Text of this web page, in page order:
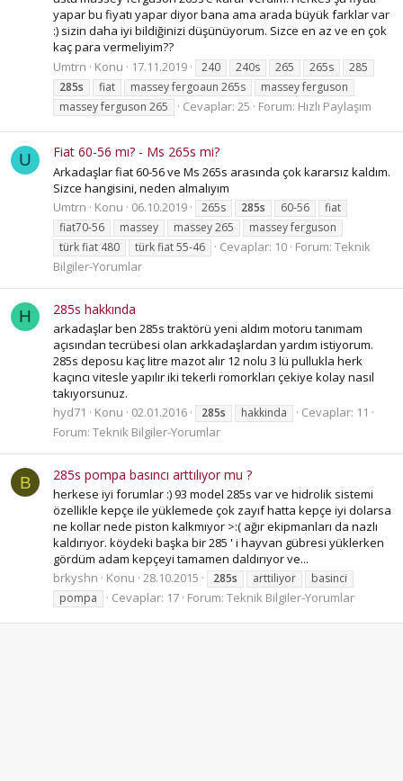
yapar bu fiyatı yapar diyor bana ama arada büyük farklar var
:) sizin daha iyi bildiğinizi düşünüyorum. Sizce en az ve en çok
kaç para vermeliyim??
Umtrn
Konu 17.11.2019 240 240s 265 265s
285
285s
fiat massey fergoaun 265s
massey ferguson
massey ferguson 265
Cevaplar: 25 Forum: Hızlı Paylaşım
U Fiat 60-56 mı? - Ms 265s mi?
Arkadaşlar fiat 60-56 ve Ms 265s arasında çok kararsız kaldım.
Sizce hangisini, neden almalıyım
Umtrn
Konu 06.10.2019 265s 285s 60-56
fiat
fiat70-56
massey massey 265
massey ferguson
türk fiat 480
türk fiat 55-46 Cevaplar: 10 Forum: Teknik
Bilgiler-Yorumlar
H 285s hakkında
arkadaşlar ben 285s traktörü yeni aldım motoru tanımam
açısından tecrübesi olan arkkadaşlardan yardım istiyorum.
285s deposu kaç litre mazot alır 12 nolu 3 lü pullukla herk
kaçıncı vitesle yapılır iki tekerli romorkları çekiye kolay nasıl
takıyorsunuz.
hyd71
Konu 02.01.2016 285s hakkinda
Cevaplar: 11
Forum: Teknik Bilgiler-Yorumlar
B 285s pompa basıncı arttılıyor mu ?
herkese iyi forumlar :) 93 model 285s var ve hidrolik sistemi
özellikle kepçe ile yüklemede çok zayıf hatta kepçe iyi dolarsa
ne kollar nede piston kalkmıyor >:( ağır ekipmanları da nazlı
kaldırıyor. köydeki başka bir 285 ' i hayvan gübresi yüklerken
gördüm adam kepçeyi tamamen daldırıyor ve...
brkyshn
Konu 28.10.2015 285s arttiliyor
basinci
pompa
Cevaplar: 17 Forum: Teknik Bilgiler-Yorumlar